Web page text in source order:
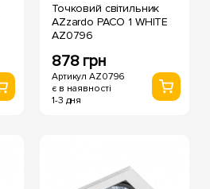
Точковий світильник
AZzardo PACO 1 WHITE
AZ0796
878 грн
Артикул AZ0796
є в наявності
1-3 дня